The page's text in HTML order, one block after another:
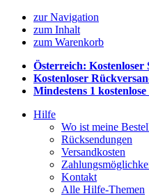
zur Navigation
zum Inhalt
zum Warenkorb
Österreich: Kostenloser
Kostenloser
Mindestens 1
Hilfe
Wo ist meine
Rücksendungen
Versandkosten
Kontakt
Alle Hilfe-Themen